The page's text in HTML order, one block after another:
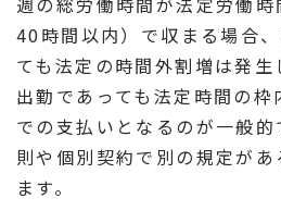
40時間以内）で収まる場合
ても法定の時間外割増は発
出勤であっても法定時間の
での支払いとなるのが一般
則や個別契約で別の規定が
ます。